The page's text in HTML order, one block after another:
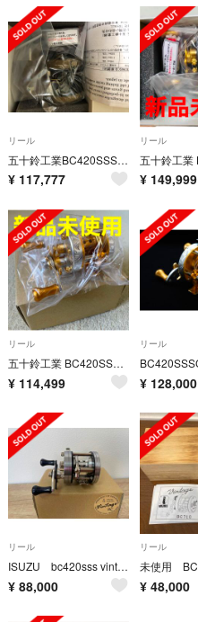
リール
五十鈴工業BC420SSSC-T3 Military Bronze
¥ 117,777
リール
¥ 149,999
リール
五十鈴工業 BC420SSSCi vintage リール 新品 送込
¥ 114,499
リール
¥ 128,000
リール
ISUZU bc420sss vintage
¥ 88,000
リール
¥ 48,000